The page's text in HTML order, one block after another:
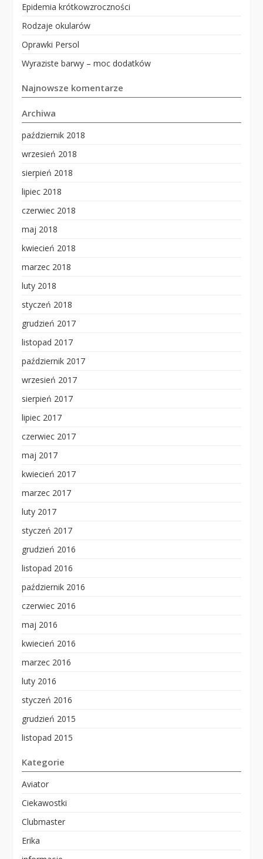
Epidemia krótkowzroczności
Rodzaje okularów
Oprawki Persol
Wyraziste barwy – moc dodatków
Najnowsze komentarze
Archiwa
październik 2018
wrzesień 2018
sierpień 2018
lipiec 2018
czerwiec 2018
maj 2018
kwiecień 2018
marzec 2018
luty 2018
styczeń 2018
grudzień 2017
listopad 2017
październik 2017
wrzesień 2017
sierpień 2017
lipiec 2017
czerwiec 2017
maj 2017
kwiecień 2017
marzec 2017
luty 2017
styczeń 2017
grudzień 2016
listopad 2016
październik 2016
czerwiec 2016
maj 2016
kwiecień 2016
marzec 2016
luty 2016
styczeń 2016
grudzień 2015
listopad 2015
Kategorie
Aviator
Ciekawostki
Clubmaster
Erika